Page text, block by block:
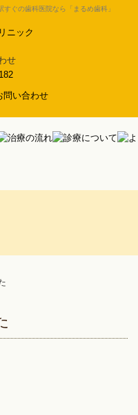
ぐの歯科医院なら「まるめ歯科」